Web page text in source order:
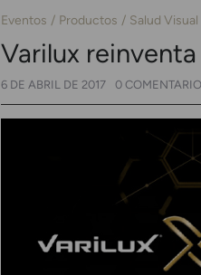
Eventos Productos Salud Visual
Varilux
6 DE ABRIL DE 2017 0